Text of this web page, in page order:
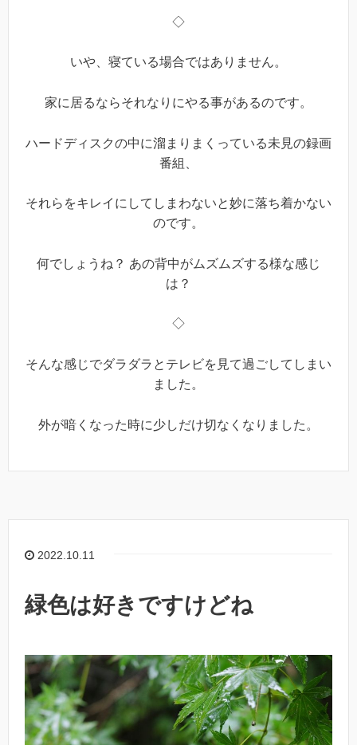
◇
いや、寝ている場合ではありません。
家に居るならそれなりにやる事があるのです。
ハードディスクの中に溜まりまくっている未見の録画
番組、
それらをキレイにしてしまわないと妙に落ち着かない
のです。
何でしょうね？ あの背中がムズムズする様な感じ
は？
◇
そんな感じでダラダラとテレビを見て過ごしてしまい
ました。
外が暗くなった時に少しだけ切なくなりました。
2022.10.11
緑色は好きですけどね